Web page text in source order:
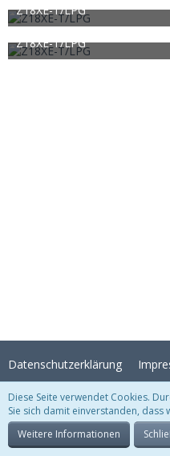
1.703
0 0
Z18XE-T/LPG
Silver Arrow
16. Februar 2019
1.589
0 0
Z18XE-T/LPG
Silver Arrow
16. Februar 2019
Datenschutzerklärung
Stil:Crystal
Community-
Diese Seite verwendet Cookies.
Sie sich damit einverstanden, dass
Weitere Informationen